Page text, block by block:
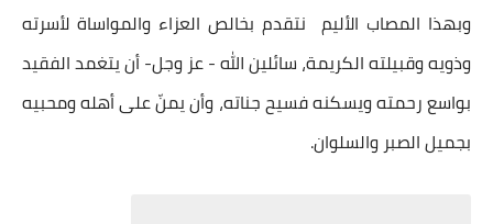
وبهذا المصاب الأليم نتقدم بخالص العزاء والمواساة لأسرته
وذويه وقبيلته الكريمة، سائلين الله - عز وجل- أن يتغمد الفقيد
بواسع رحمته ويسكنه فسيح جناته، وأن يمنّ على أهله ومحبيه
بجميل الصبر والسلوان.